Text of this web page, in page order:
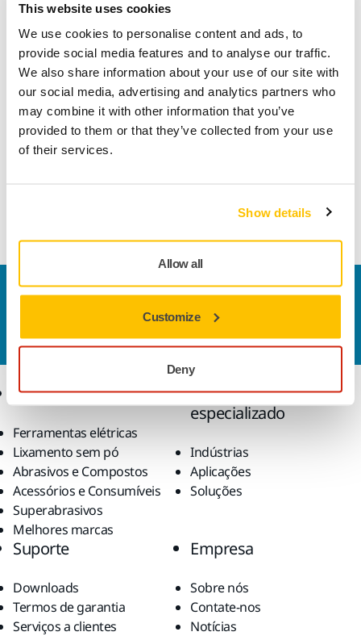
This website uses cookies
We use cookies to personalise content and ads, to
provide social media features and to analyse our traffic.
We also share information about your use of our site with
our social media, advertising and analytics partners who
may combine it with other information that you’ve
provided to them or that they’ve collected from your use
of their services.
Show details
Allow all
Customize
Deny
Multiple or single choice
Yes, I would like to receive emails about product news
and exclusive offers from Mirka. I can unsubscribe at
any time.
Multiple or single choice
Yes, I have read and accept the terms and conditions
of Mirka's privacy policy.
Contate-nos
Quer saber mais?Entre em contato
suporte esclarecerá suas dúvidas.
Produtos
Ferramentas elétricas
Lixamento sem pó
Abrasivos e Compostos
Acessórios e Consumíveis
Superabrasivos
Melhores marcas
Conhecimento
especializado
Indústrias
Aplicações
Soluções
Suporte
Downloads
Termos de garantia
Serviços a clientes
Empresa
Sobre nós
Contate-nos
Notícias